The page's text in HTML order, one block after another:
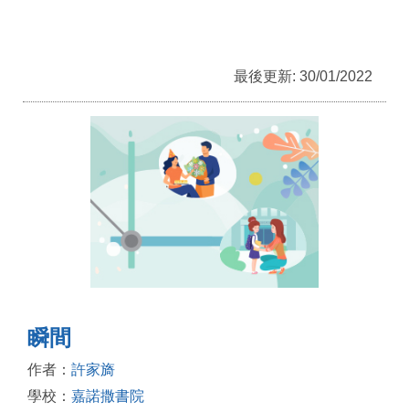
最後更新: 30/01/2022
瞬間
作者： 許家旖
學校： 嘉諾撒書院